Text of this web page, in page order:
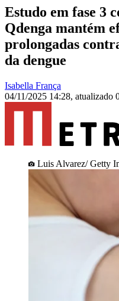
Estudo em fase 3
Qdenga mantém
prolongadas
da dengue
Isabella França
04/11/2025 14:28, atualizado
Luis Alvarez/ Getty